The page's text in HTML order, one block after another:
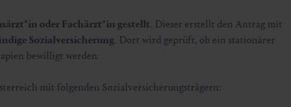
oder Fachärzt*in gestellt. Dieser erstellt den Antrag mit
Sozialversicherung. Dort wird geprüft, ob ein stationärer
bewilligt werden.
mit folgenden Sozialversicherungsträgern: